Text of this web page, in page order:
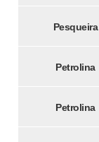
Pesqueira
Petrolina
Petrolina